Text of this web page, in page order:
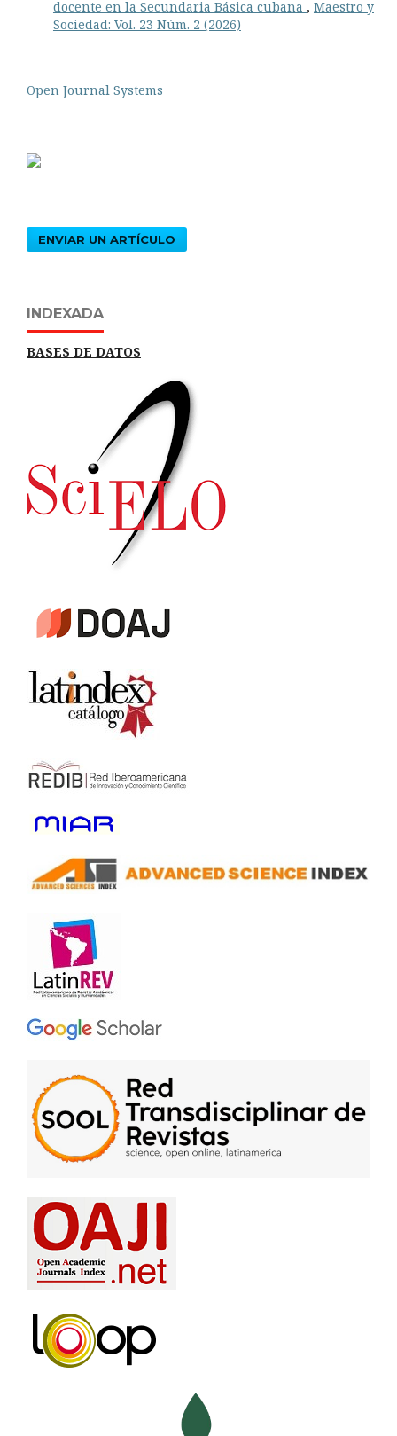
docente en la Secundaria Básica cubana , Maestro y
Sociedad: Vol. 23 Núm. 2 (2026)
Open Journal Systems
ENVIAR UN ARTÍCULO
INDEXADA
BASES DE DATOS